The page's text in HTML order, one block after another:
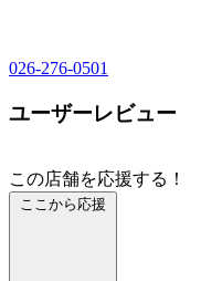
026-276-0501
ユーザーレビュー
この店舗を応援する！
ここから応援